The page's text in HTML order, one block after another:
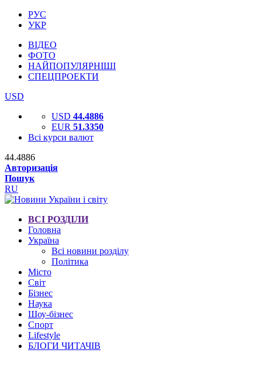
РУС
УКР
ВІДЕО
ФОТО
НАЙПОПУЛЯРНІШІ
СПЕЦПРОЕКТИ
USD
USD 44.4886
EUR 51.3350
Всі курси валют
44.4886
Авторизація
Пошук
RU
ВСІ РОЗДІЛИ
Головна
Україна
Всі новини розділу
Політика
Місто
Світ
Бізнес
Наука
Шоу-бізнес
Спорт
Lifestyle
БЛОГИ ЧИТАЧІВ